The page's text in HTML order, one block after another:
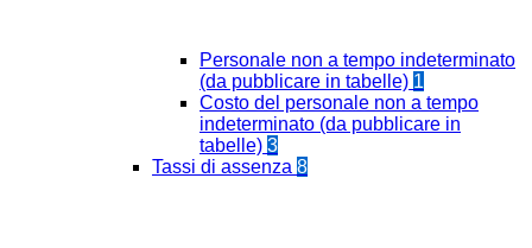
Personale non a tempo indeterminato
(da pubblicare in tabelle) 1
Costo del personale non a tempo
indeterminato (da pubblicare in
tabelle) 3
Tassi di assenza 8